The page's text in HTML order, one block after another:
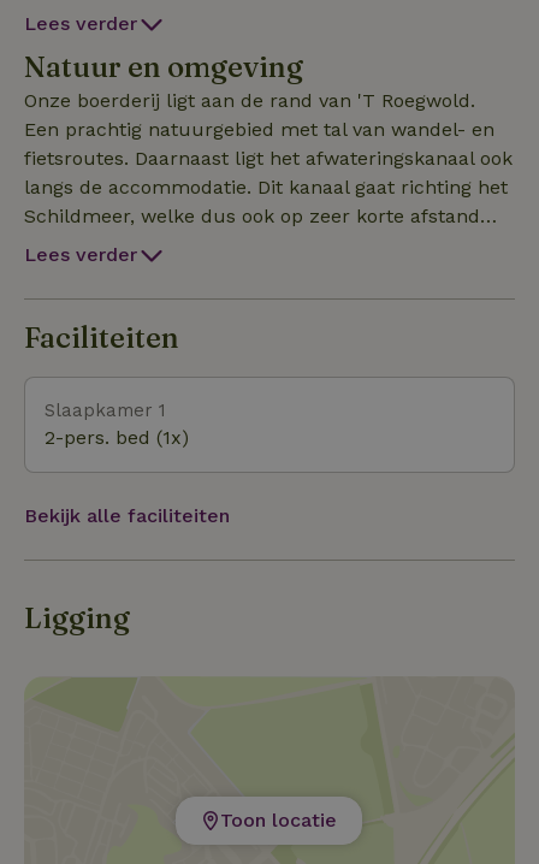
appartement bevindt zich boven in de stroschuur
natuurgebied 'T Roegwold ligt. Vanaf de trap van het
appartement kunt u het water van het Roegwold
zien liggen. Het appartement is erg ruim opgezet en
is volledig privé. Er is een keuken met keukengerei
aanwezig. Daarnaast zijn de woonkamer en
slaapkamer erg ruim en comfortabel. Er is een privé
terras met prachtig uitzicht over de weilanden.
Lees verder
Natuur en omgeving
Onze boerderij ligt aan de rand van 'T Roegwold.
Een prachtig natuurgebied met tal van wandel- en
fietsroutes. Daarnaast ligt het afwateringskanaal ook
langs de accommodatie. Dit kanaal gaat richting het
Schildmeer, welke dus ook op zeer korte afstand
van het appartement ligt. Met de auto bent u in 15
Slochterbos en de Fraeylemaborg zijn aan te raden.
Deze liggen op 5 minuten rijden vanaf ons
of de Waddenzeedijk in Delfzijl zijn ook een aanrader.
Lees verder
Faciliteiten
Slaapkamer 1
2-pers. bed (1x)
Bekijk alle faciliteiten
Ligging
Toon locatie